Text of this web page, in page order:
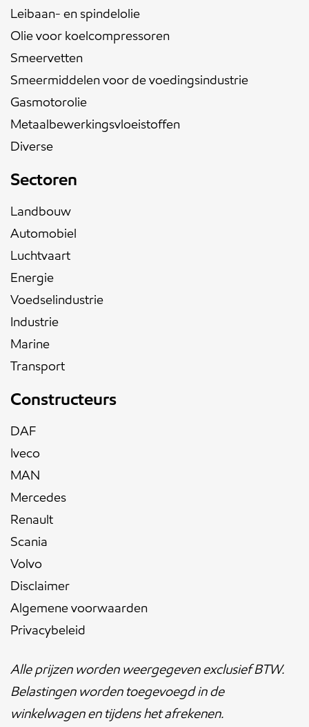
Leibaan- en spindelolie
Olie voor koelcompressoren
Smeervetten
Smeermiddelen voor de voedingsindustrie
Gasmotorolie
Metaalbewerkingsvloeistoffen
Diverse
Sectoren
Landbouw
Automobiel
Luchtvaart
Energie
Voedselindustrie
Industrie
Marine
Transport
Constructeurs
DAF
Iveco
MAN
Mercedes
Renault
Scania
Volvo
Disclaimer
Algemene voorwaarden
Privacybeleid
Alle prijzen worden weergegeven exclusief BTW.
Belastingen worden toegevoegd in de
winkelwagen en tijdens het afrekenen.